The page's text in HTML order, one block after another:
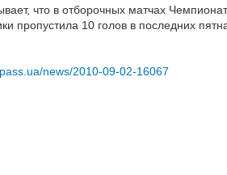
что в отборочных матчах
пропустила 10 голов в последних
news/2010-09-02-16067